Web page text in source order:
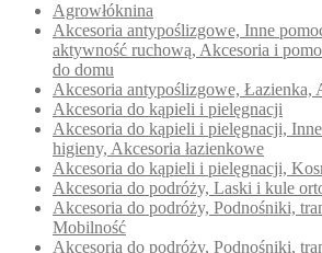
Agrowłóknina
Akcesoria antypoślizgowe, Inne
aktywność ruchową, Akcesoria i
do domu
Akcesoria antypoślizgowe, Łazienka,
Akcesoria do kąpieli i pielęgnacji
Akcesoria do kąpieli i pielęgnacji,
higieny, Akcesoria łazienkowe
Akcesoria do kąpieli i pielęgnacji,
Akcesoria do podróży, Laski i kule
Akcesoria do podróży, Podnośniki,
Mobilność
Akcesoria do podróży, Podnośniki,